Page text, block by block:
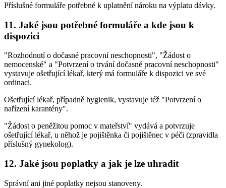
Příslušné formuláře potřebné k uplatnění nároku na výplatu dávky.
11. Jaké jsou potřebné formuláře a kde jsou k
dispozici
"Rozhodnutí o dočasné pracovní neschopnosti", "Žádost o
nemocenské" a "Potvrzení o trvání dočasné pracovní neschopnosti"
vystavuje ošetřující lékař, který má formuláře k dispozici ve své
ordinaci.
Ošetřující lékař, případně hygienik, vystavuje též "Potvrzení o
nařízení karantény".
"Žádost o peněžitou pomoc v mateřství" vydává a potvrzuje
ošetřující lékař, u něhož je pojištěnka či pojištěnec v péči (zpravidla
příslušný gynekolog).
12. Jaké jsou poplatky a jak je lze uhradit
Správní ani jiné poplatky nejsou stanoveny.